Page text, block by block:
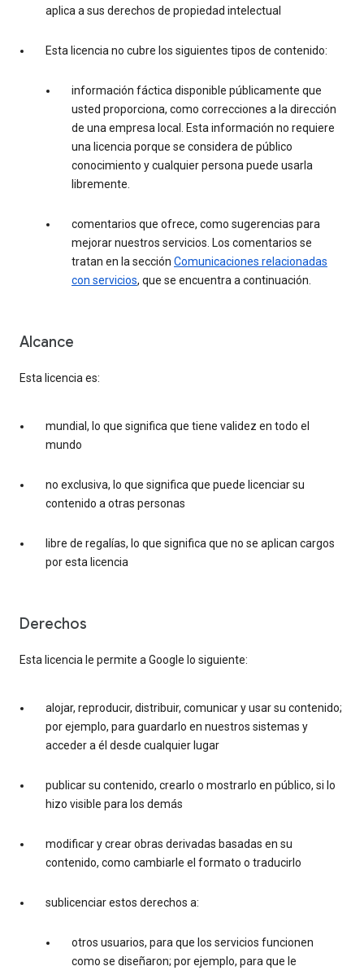
aplica a sus derechos de propiedad intelectual
Esta licencia no cubre los siguientes tipos de contenido:
información fáctica disponible públicamente que
usted proporciona, como correcciones a la dirección
de una empresa local. Esta información no requiere
una licencia porque se considera de público
conocimiento y cualquier persona puede usarla
libremente.
comentarios que ofrece, como sugerencias para
mejorar nuestros servicios. Los comentarios se
tratan en la sección Comunicaciones relacionadas
con servicios, que se encuentra a continuación.
Alcance
Esta licencia es:
mundial, lo que significa que tiene validez en todo el
mundo
no exclusiva, lo que significa que puede licenciar su
contenido a otras personas
libre de regalías, lo que significa que no se aplican cargos
por esta licencia
Derechos
Esta licencia le permite a Google lo siguiente:
alojar, reproducir, distribuir, comunicar y usar su contenido;
por ejemplo, para guardarlo en nuestros sistemas y
acceder a él desde cualquier lugar
publicar su contenido, crearlo o mostrarlo en público, si lo
hizo visible para los demás
modificar y crear obras derivadas basadas en su
contenido, como cambiarle el formato o traducirlo
sublicenciar estos derechos a:
otros usuarios, para que los servicios funcionen
como se diseñaron; por ejemplo, para que le